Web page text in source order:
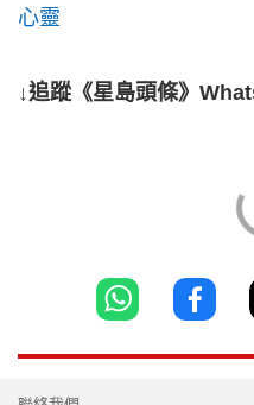
心靈
↓追蹤《星島頭條》